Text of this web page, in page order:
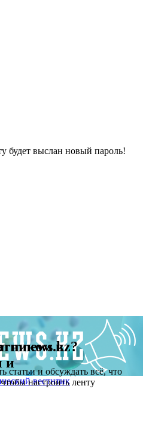
будет выслан новый пароль!
статьи и обсуждать всё, что
настроить ленту
в
и